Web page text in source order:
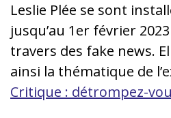
Leslie Plée se sont
jusqu’au 1er février
travers des fake news.
ainsi la thématique de
Critique : détrompez-